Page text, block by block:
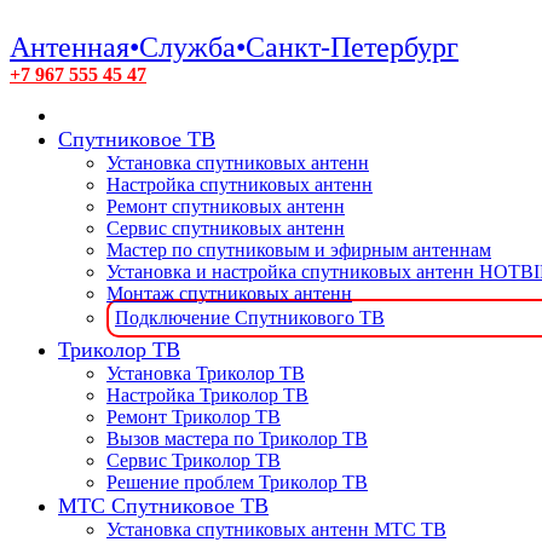
Антенная•Служба•Санкт-Петербург
+7 967 555 45 47
Спутниковое ТВ
Установка спутниковых антенн
Настройка спутниковых антенн
Ремонт спутниковых антенн
Сервис спутниковых антенн
Мастер по спутниковым и эфирным антеннам
Установка и настройка спутниковых антенн
Монтаж спутниковых антенн
Подключение Спутникового ТВ
Триколор ТВ
Установка Триколор ТВ
Настройка Триколор ТВ
Ремонт Триколор ТВ
Вызов мастера по Триколор ТВ
Сервис Триколор ТВ
Решение проблем Триколор ТВ
МТС Спутниковое ТВ
Установка спутниковых антенн МТС ТВ